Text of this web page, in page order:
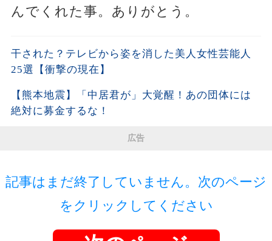
んでくれた事。ありがとう。
干された？テレビから姿を消した美人女性芸能人
25選【衝撃の現在】
【熊本地震】「中居君が」大覚醒！あの団体には
絶対に募金するな！
広告
記事はまだ終了していません。次のページ
をクリックしてください